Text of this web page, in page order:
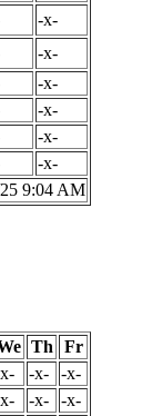
-x-
-x-
-x-
-x-
-x-
-x-
9:04 AM
Th
Fr
-x-
-x-
-x-
-x-